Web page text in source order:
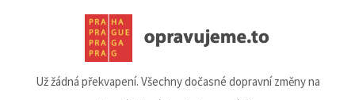
Už žádná překvapení. Všechny dočasné dopravní změny na